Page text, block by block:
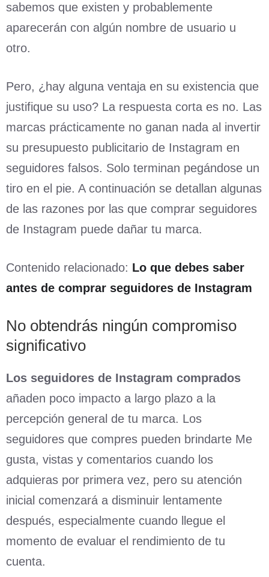
sabemos que existen y probablemente
aparecerán con algún nombre de usuario u
otro.
Pero, ¿hay alguna ventaja en su existencia que
justifique su uso? La respuesta corta es no. Las
marcas prácticamente no ganan nada al invertir
su presupuesto publicitario de Instagram en
seguidores falsos. Solo terminan pegándose un
tiro en el pie. A continuación se detallan algunas
de las razones por las que comprar seguidores
de Instagram puede dañar tu marca.
Contenido relacionado: Lo que debes saber
antes de comprar seguidores de Instagram
No obtendrás ningún compromiso
significativo
Los seguidores de Instagram comprados
añaden poco impacto a largo plazo a la
percepción general de tu marca. Los
seguidores que compres pueden brindarte Me
gusta, vistas y comentarios cuando los
adquieras por primera vez, pero su atención
inicial comenzará a disminuir lentamente
después, especialmente cuando llegue el
momento de evaluar el rendimiento de tu
cuenta.